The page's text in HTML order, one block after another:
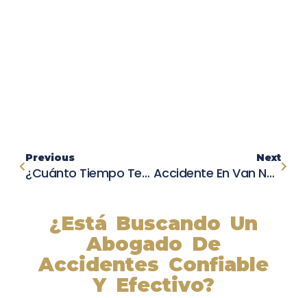
Previous
¿Cuánto Tiempo Tengo Para Reclamar Por Un Accidente De Tránsito?
Next
Accidente En Van Nuys: Vehículo Vuelca Sobre Autos Estacionados
¿Está Buscando Un
Abogado De
Accidentes Confiable
Y Efectivo?